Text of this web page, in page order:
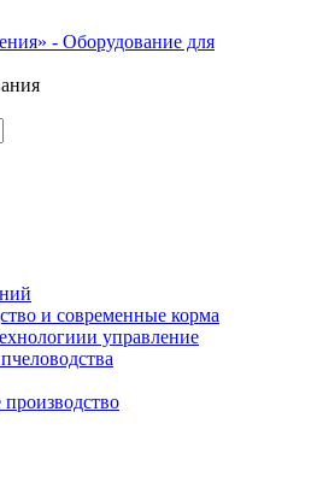
и современные корма
управление